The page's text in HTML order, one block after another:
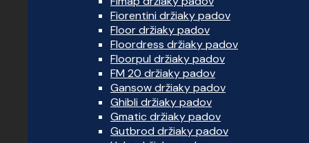
Fiorentini držiaky padov
Floor držiaky padov
Floordress držiaky padov
Floorpul držiaky padov
FM 20 držiaky padov
Gansow držiaky padov
Ghibli držiaky padov
Gmatic držiaky padov
Gutbrod držiaky padov